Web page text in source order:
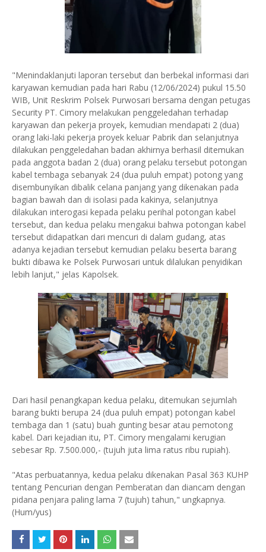
"Menindaklanjuti laporan tersebut dan berbekal informasi dari
karyawan kemudian pada hari Rabu (12/06/2024) pukul 15.50
WIB, Unit Reskrim Polsek Purwosari bersama dengan petugas
Security PT. Cimory melakukan penggeledahan terhadap
karyawan dan pekerja proyek, kemudian mendapati 2 (dua)
orang laki-laki pekerja proyek keluar Pabrik dan selanjutnya
dilakukan penggeledahan badan akhirnya berhasil ditemukan
pada anggota badan 2 (dua) orang pelaku tersebut potongan
kabel tembaga sebanyak 24 (dua puluh empat) potong yang
disembunyikan dibalik celana panjang yang dikenakan pada
bagian bawah dan di isolasi pada kakinya, selanjutnya
dilakukan interogasi kepada pelaku perihal potongan kabel
tersebut, dan kedua pelaku mengakui bahwa potongan kabel
tersebut didapatkan dari mencuri di dalam gudang, atas
adanya kejadian tersebut kemudian pelaku beserta barang
bukti dibawa ke Polsek Purwosari untuk dilalukan penyidikan
lebih lanjut," jelas Kapolsek.
Dari hasil penangkapan kedua pelaku, ditemukan sejumlah
barang bukti berupa 24 (dua puluh empat) potongan kabel
tembaga dan 1 (satu) buah gunting besar atau pemotong
kabel. Dari kejadian itu, PT. Cimory mengalami kerugian
sebesar Rp. 7.500.000,- (tujuh juta lima ratus ribu rupiah).
"Atas perbuatannya, kedua pelaku dikenakan Pasal 363 KUHP
tentang Pencurian dengan Pemberatan dan diancam dengan
pidana penjara paling lama 7 (tujuh) tahun," ungkapnya.
(Hum/yus)